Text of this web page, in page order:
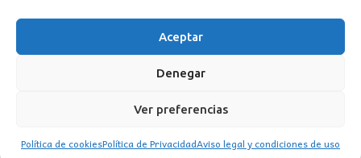
Aceptar
Denegar
Ver preferencias
Política de cookiesPolítica de PrivacidadAviso legal y condiciones de uso
MI CUENTA
Instagram